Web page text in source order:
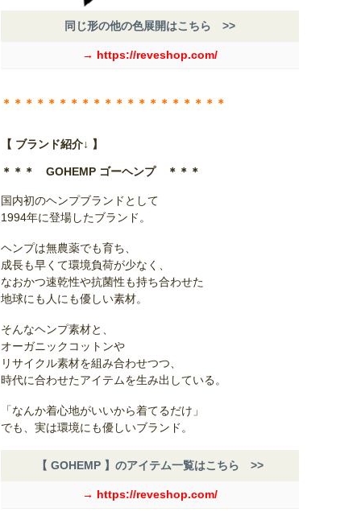
同じ形の他の色展開はこちら >>
→ https://reveshop.com/
＊＊＊＊＊＊＊＊＊＊＊＊＊＊＊＊＊＊＊＊
【 ブランド紹介↓ 】
＊＊＊ GOHEMP ゴーヘンプ ＊＊＊
国内初のヘンプブランドとして
1994年に登場したブランド。
ヘンプは無農薬でも育ち、
成長も早くて環境負荷が少なく、
なおかつ速乾性や抗菌性も持ち合わせた
地球にも人にも優しい素材。
そんなヘンプ素材と、
オーガニックコットンや
リサイクル素材を組み合わせつつ、
時代に合わせたアイテムを生み出している。
「なんか着心地がいいから着てるだけ」
でも、実は環境にも優しいブランド。
【 GOHEMP 】のアイテム一覧はこちら >>
→ https://reveshop.com/